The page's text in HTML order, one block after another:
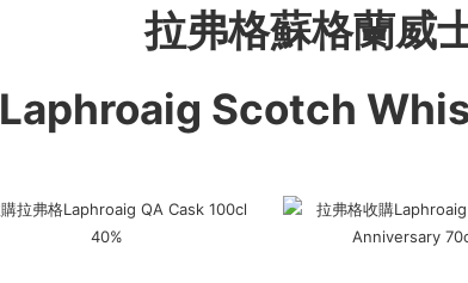
拉弗格蘇格蘭威
Laphroaig Scotch